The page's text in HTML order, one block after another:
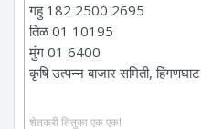
गहु 182 2500 2695
तिळ 01 10195
मुंग 01 6400
कृषि उत्पन्न बाजार समिती, हिंगणघाट
शेतकरी तितुका एक एक!